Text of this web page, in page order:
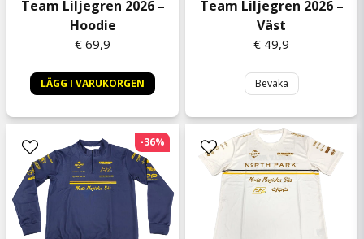
Per Christer Lage
3 viikkoa sitten
1 kuukausi sitten
1 kuukausi sitten
Trevligt att synliggöra att man bidragit till
Cancerfonden.
Sara
1 kuukausi sitten
Team Liljegren 2026 –
Hoodie
€ 69,9
LÄGG I VARUKORGEN
Team Liljegren 2026 –
Väst
€ 49,9
Bevaka
-36%